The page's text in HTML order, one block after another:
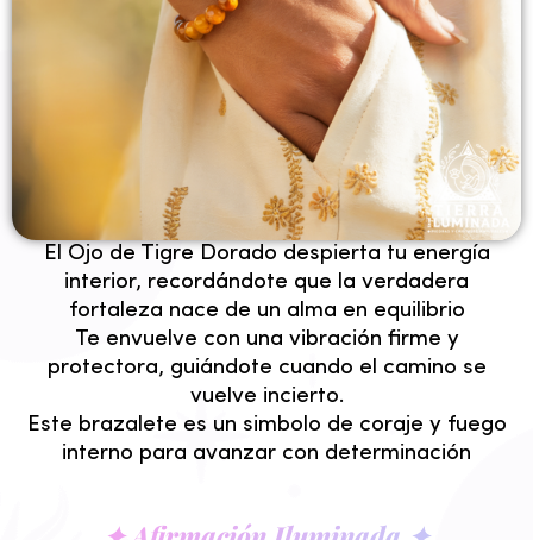
✦ Fuerza ✦
El Ojo de Tigre Dorado despierta tu energía
interior, recordándote que la verdadera
fortaleza nace de un alma en equilibrio
Te envuelve con una vibración firme y
protectora, guiándote cuando el camino se
vuelve incierto.
Este brazalete es un simbolo de coraje y fuego
interno para avanzar con determinación